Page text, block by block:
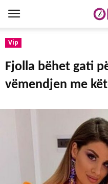
Vip
Fjolla bëhet gati
vëmendjen me